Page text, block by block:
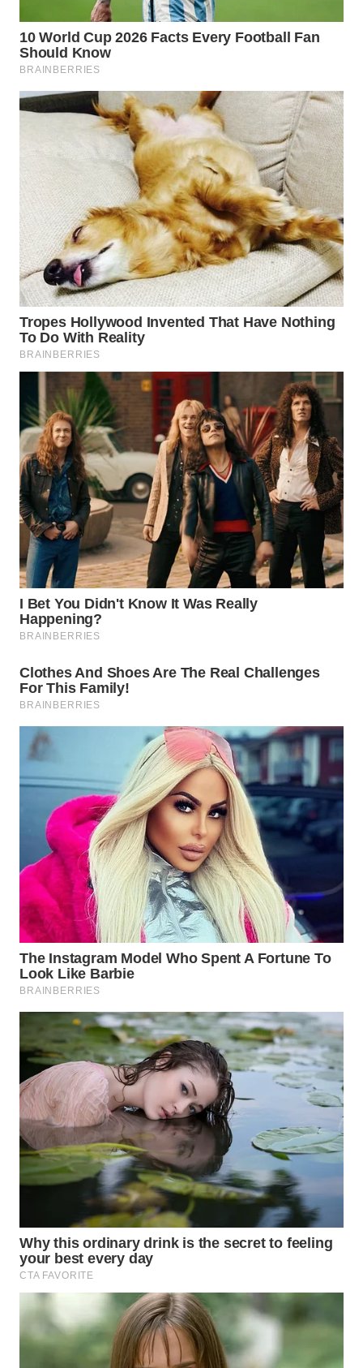
WN
KEPULAUAN
SERIBU
TANGERANG
WN
BINJAI
WN
CIREBON
INDRAMAYU
WN
KUNINGAN
WN
MAJALENGKA
WN
SUBANG
WN
SUKABUMI
WN
PURWAKARTA
WN
PRIANGAN
TIMUR
SEMARANG
WN
SOLO
WN
BOROBUDUR
WN
MADURA
WN
WN
NATUNA
WN
BINTAN
WN
MANDALIKA
WN
LIKUPANG
WN
LABUANBAJO
WN